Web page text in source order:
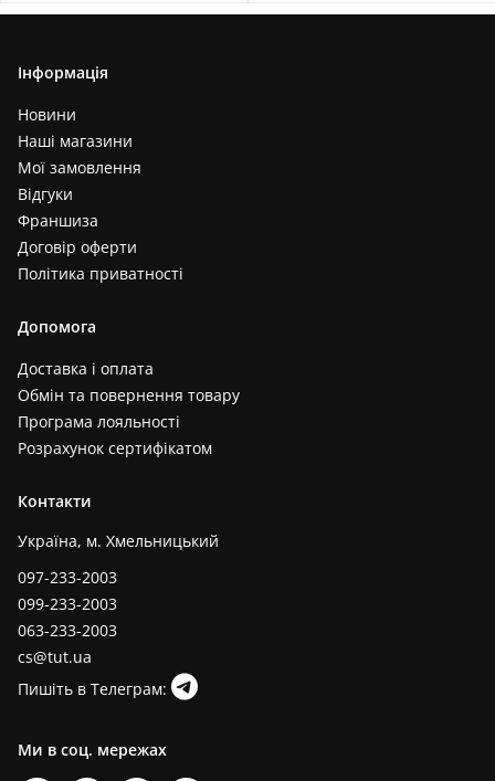
Інформація
Новини
Наші магазини
Мої замовлення
Відгуки
Франшиза
Договір оферти
Політика приватності
Допомога
Доставка і оплата
Обмін та повернення товару
Програма лояльності
Розрахунок сертифікатом
Контакти
Україна, м. Хмельницький
097-233-2003
099-233-2003
063-233-2003
cs@tut.ua
Пишіть в Телеграм:
Ми в соц. мережах